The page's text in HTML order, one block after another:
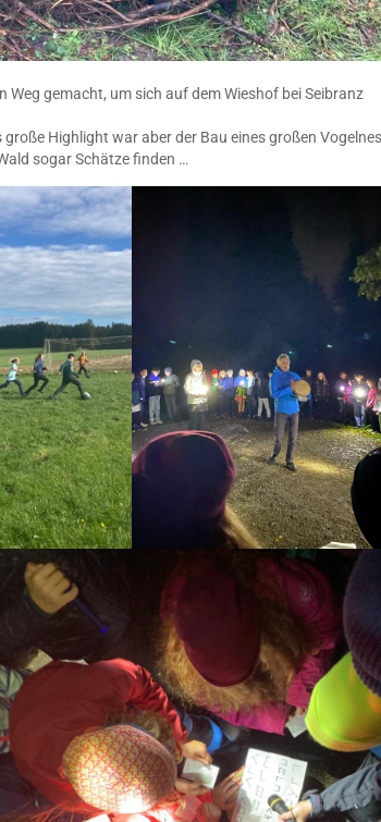
gemacht, um sich auf dem Wieshof bei Seibranz
Highlight war aber der Bau eines großen
sogar Schätze finden …